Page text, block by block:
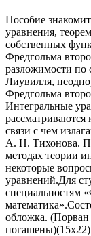
Пособие
уравнения,
собственных
Фредгольма
разложимости по
Лиувилля,
Фредгольма
Интегральные
рассматриваются
связи с чем
А. Н. Тихонова.
методах теории
некоторые
уравнений.Для
специальностям
обложка.